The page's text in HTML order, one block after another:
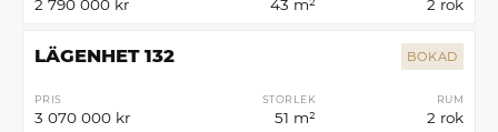
2 790 000 kr 43 m² 2 rok
LÄGENHET 132
PRIS
3 070 000 kr
STORLEK
51 m²
RUM
2 rok
BOKAD